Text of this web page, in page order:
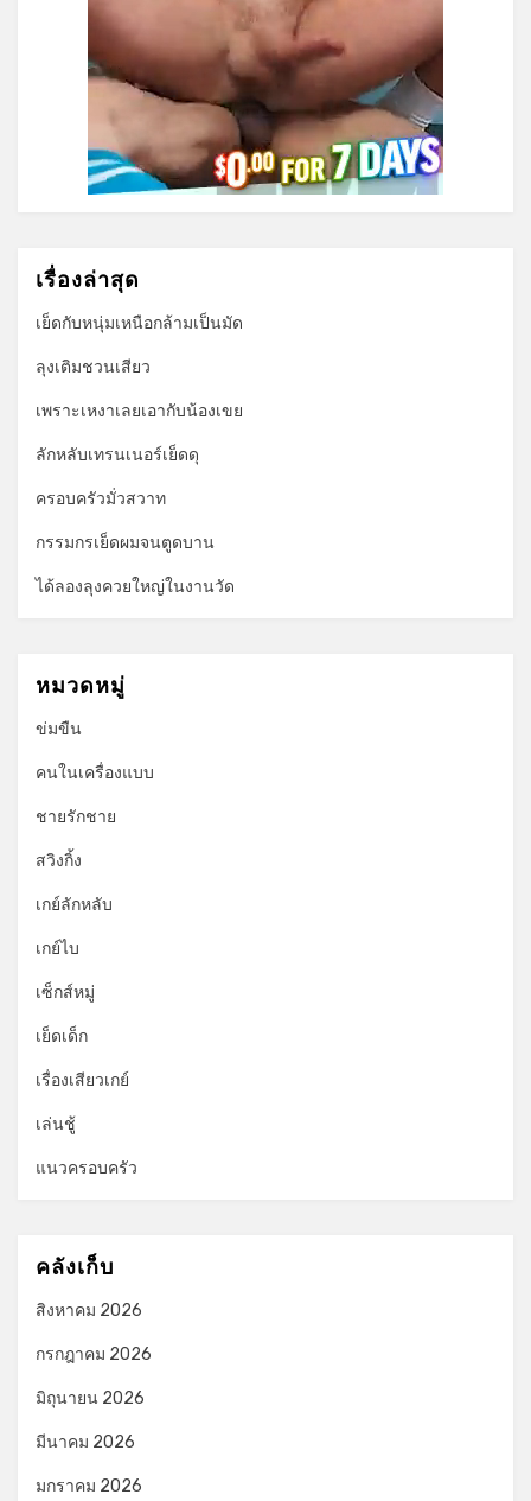
เรื่องล่าสุด
เย็ดกับหนุ่มเหนือกล้ามเป็นมัด
ลุงเติมชวนเสียว
เพราะเหงาเลยเอากับน้องเขย
ลักหลับเทรนเนอร์เย็ดดุ
ครอบครัวมั่วสวาท
กรรมกรเย็ดผมจนตูดบาน
ได้ลองลุงควยใหญ่ในงานวัด
หมวดหมู่
ข่มขืน
คนในเครื่องแบบ
ชายรักชาย
สวิงกิ้ง
เกย์ลักหลับ
เกย์ไบ
เซ็กส์หมู่
เย็ดเด็ก
เรื่องเสียวเกย์
เล่นชู้
แนวครอบครัว
คลังเก็บ
สิงหาคม 2026
กรกฎาคม 2026
มิถุนายน 2026
มีนาคม 2026
มกราคม 2026